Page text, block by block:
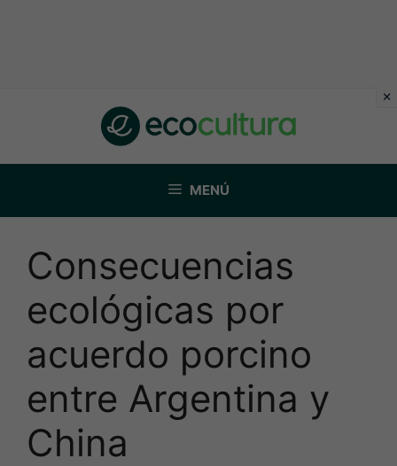
MENÚ
Consecuencias
ecológicas por
acuerdo porcino
entre Argentina y
China